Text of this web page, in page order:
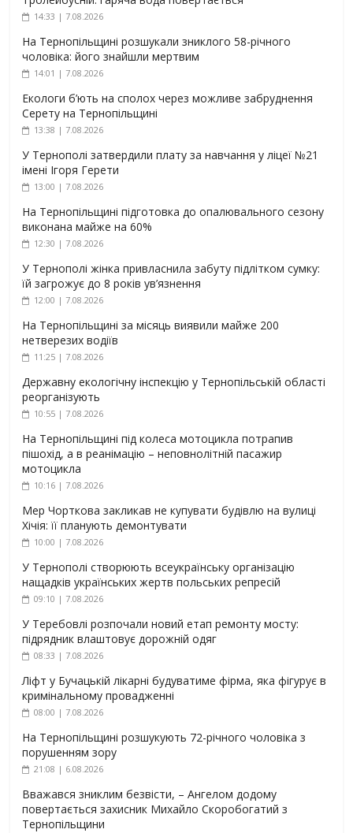
14:33 | 7.08.2026
На Тернопільщині розшукали зниклого 58-річного
чоловіка: його знайшли мертвим
14:01 | 7.08.2026
Екологи б’ють на сполох через можливе забруднення
Серету на Тернопільщині
13:38 | 7.08.2026
У Тернополі затвердили плату за навчання у ліцеї №21
імені Ігоря Герети
13:00 | 7.08.2026
На Тернопільщині підготовка до опалювального сезону
виконана майже на 60%
12:30 | 7.08.2026
У Тернополі жінка привласнила забуту підлітком сумку:
їй загрожує до 8 років ув’язнення
12:00 | 7.08.2026
На Тернопільщині за місяць виявили майже 200
нетверезих водіїв
11:25 | 7.08.2026
Державну екологічну інспекцію у Тернопільській області
реорганізують
10:55 | 7.08.2026
На Тернопільщині під колеса мотоцикла потрапив
пішохід, а в реанімацію – неповнолітній пасажир
мотоцикла
10:16 | 7.08.2026
Мер Чорткова закликав не купувати будівлю на вулиці
Хічія: її планують демонтувати
10:00 | 7.08.2026
У Тернополі створюють всеукраїнську організацію
нащадків українських жертв польських репресій
09:10 | 7.08.2026
У Теребовлі розпочали новий етап ремонту мосту:
підрядник влаштовує дорожній одяг
08:33 | 7.08.2026
Ліфт у Бучацькій лікарні будуватиме фірма, яка фігурує в
кримінальному провадженні
08:00 | 7.08.2026
На Тернопільщині розшукують 72-річного чоловіка з
порушенням зору
21:08 | 6.08.2026
Вважався зниклим безвісти, – Ангелом додому
повертається захисник Михайло Скоробогатий з
Тернопільщини